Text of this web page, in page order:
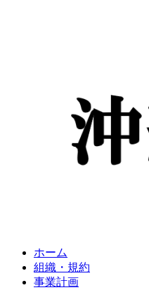
ホーム
組織・規約
事業計画